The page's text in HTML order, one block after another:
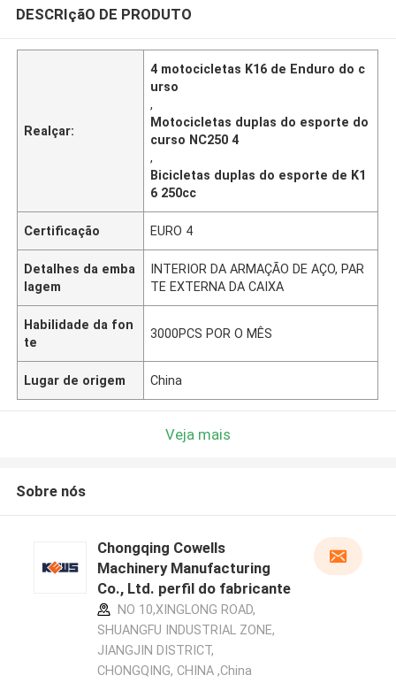
DESCRIçãO DE PRODUTO
Realçar:
4 motocicletas K16 de Enduro do c
urso
,
Motocicletas duplas do esporte do
curso NC250 4
,
Bicicletas duplas do esporte de K1
6 250cc
Certificação EURO 4
Detalhes da emba
lagem
INTERIOR DA ARMAÇÃO DE AÇO, PAR
TE EXTERNA DA CAIXA
Habilidade da fon
te
3000PCS POR O MÊS
Lugar de origem China
Veja mais
Sobre nós
Chongqing Cowells
Machinery Manufacturing
Co., Ltd. perfil do fabricante
NO 10,XINGLONG ROAD,
SHUANGFU INDUSTRIAL ZONE,
JIANGJIN DISTRICT,
CHONGQING, CHINA ,China